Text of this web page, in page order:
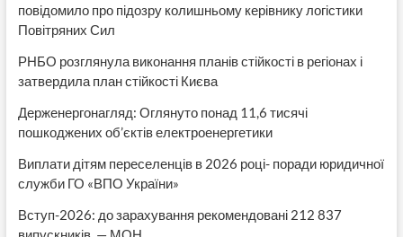
повідомило про підозру колишньому керівнику логістики
Повітряних Сил
РНБО розглянула виконання планів стійкості в регіонах і
затвердила план стійкості Києва
Держенергонагляд: Оглянуто понад 11,6 тисячі
пошкоджених об’єктів електроенергетики
Виплати дітям переселенців в 2026 році- поради юридичної
служби ГО «ВПО України»
Вступ-2026: до зарахування рекомендовані 212 837